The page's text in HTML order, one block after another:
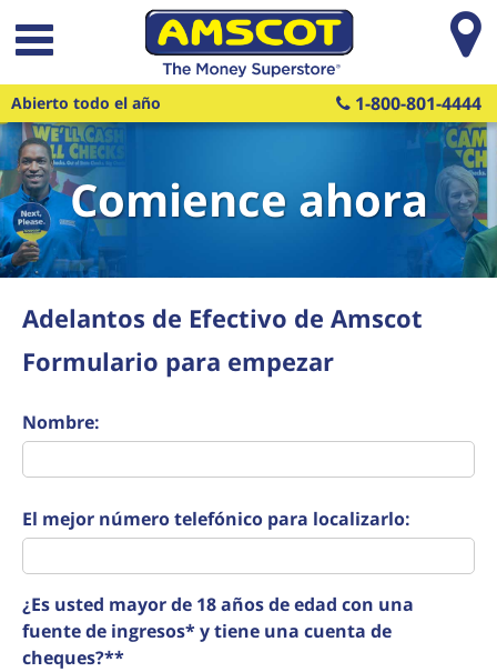
Saltar al contenido principal
Abierto todo el año 1-800-801-4444
Comience ahora
Adelantos de Efectivo de Amscot
Formulario para empezar
Nombre:
El mejor número telefónico para localizarlo:
¿Es usted mayor de 18 años de edad con una
fuente de ingresos* y tiene una cuenta de
cheques?**